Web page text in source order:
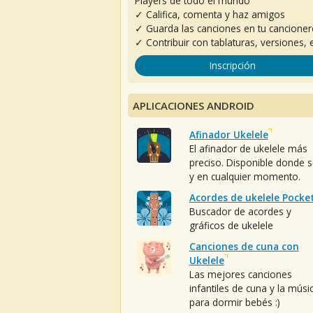
✓ Califica, comenta y haz amigos
✓ Guarda las canciones en tu
✓ Contribuir con tablaturas, versiones,
Inscripción
APLICACIONES ANDROID
Afinador Ukelele
El afinador de ukelele más
preciso. Disponible donde
y en cualquier momento.
Acordes de ukelele
Buscador de acordes y
gráficos de ukelele
Canciones de cuna con
Ukelele
Las mejores canciones
infantiles de cuna y la
para dormir bebés :)